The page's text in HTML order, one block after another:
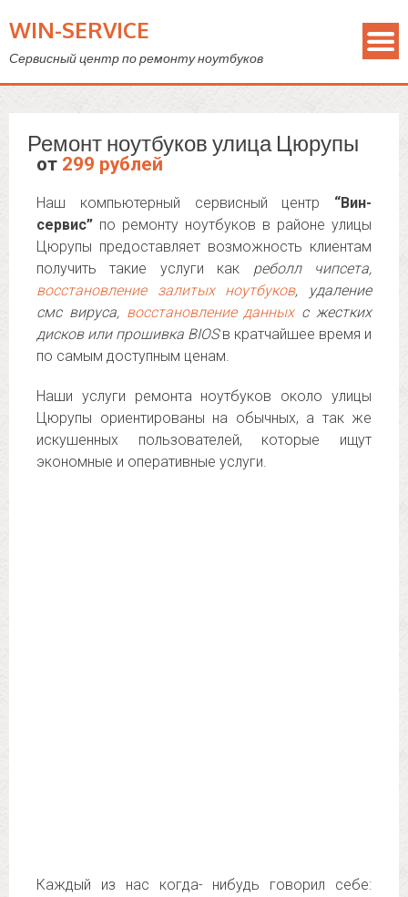
WIN-SERVICE
Сервисный центр по ремонту ноутбуков
Ремонт ноутбуков улица Цюрупы
от 299 рублей
Наш компьютерный сервисный центр “Вин-
сервис” по ремонту ноутбуков в районе улицы
Цюрупы предоставляет возможность клиентам
получить такие услуги как реболл чипсета,
восстановление залитых ноутбуков, удаление
смс вируса, восстановление данныхс жестких
дисков или прошивка BIOSв кратчайшее время и
по самым доступным ценам.
Наши услуги ремонта ноутбуков около улицы
Цюрупы ориентированы на обычных, а так же
искушенных пользователей, которые ищут
экономные и оперативные услуги.
Каждый из нас когда- нибудь говорил себе: